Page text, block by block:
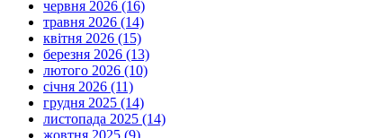
червня 2026 (16)
травня 2026 (14)
квітня 2026 (15)
березня 2026 (13)
лютого 2026 (10)
січня 2026 (11)
грудня 2025 (14)
листопада 2025 (14)
жовтня 2025 (9)